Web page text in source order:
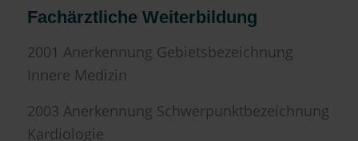
Fachärztliche Weiterbildung
2001 Anerkennung Gebietsbezeichnung
Innere Medizin
2003 Anerkennung Schwerpunktbezeichnung
Kardiologie